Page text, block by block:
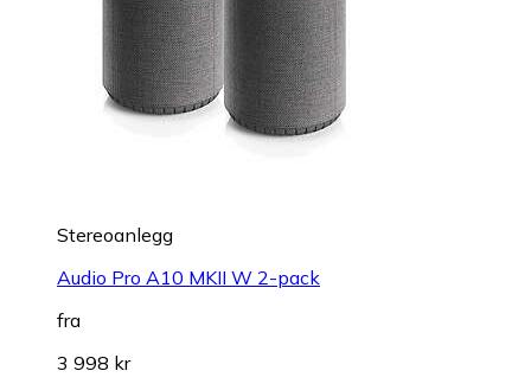
Stereoanlegg
Audio Pro A10 MKII W 2-pack
fra
3 998 kr